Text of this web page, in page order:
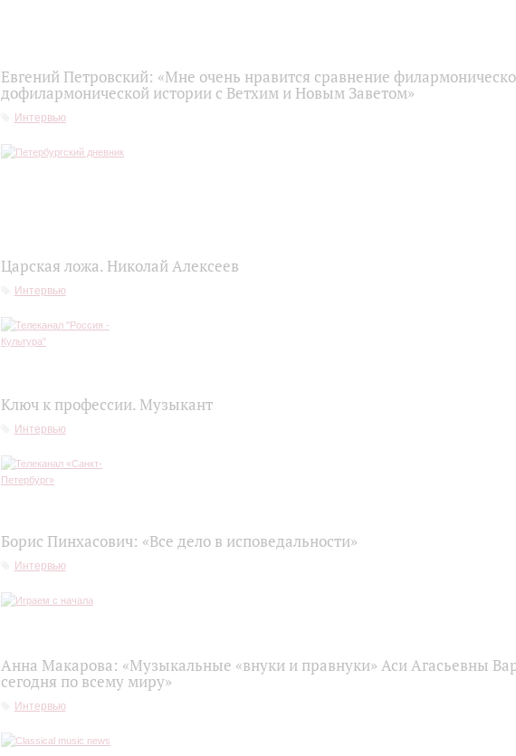
Евгений Петровский: «Мне очень нравится сравнение
дофилармонической истории с Ветхим и Новым Заветом»
Интервью
Царская ложа. Николай Алексеев
Интервью
Ключ к профессии. Музыкант
Интервью
Борис Пинхасович: «Все дело в исповедальности»
Интервью
Анна Макарова: «Музыкальные «внуки и правнуки» Аси Агасьевны
сегодня по всему миру»
Интервью